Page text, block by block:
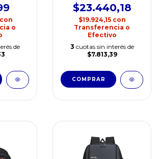
con
o
de
$23.440,18
$19.924,15 con
Transferencia o
Efectivo
3 cuotas sin interés de
$7.813,39